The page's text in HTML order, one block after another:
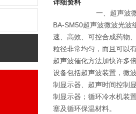
详细资料
一、超声波
BA-SM50超声波微波光波
速、高效、可控合成药物
粒径非常均匀，而且可以
超声波催化方法加快许多
设备包括超声波装置，微
制显示器、超声时间控制
制显示器；循环冷水机装
塞及循环保温材料。